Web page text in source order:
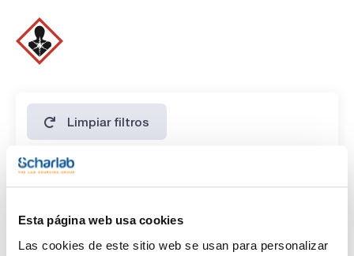
Esta página web usa cookies
Las cookies de este sitio web se usan para personalizar
1 ml = 0,012258 g K2Cr2O7 Esta solución volumétrica se
mide con métodos potenciométricos usando solución
patrón de sodio tiosulfato que también fue medida con
patrón potasio yodato volumétrico de Scharlau Los
patrones volumétricos de Scharlau son directamente
Limpiar filtros
Características
Capacidad
x 1 l(1)